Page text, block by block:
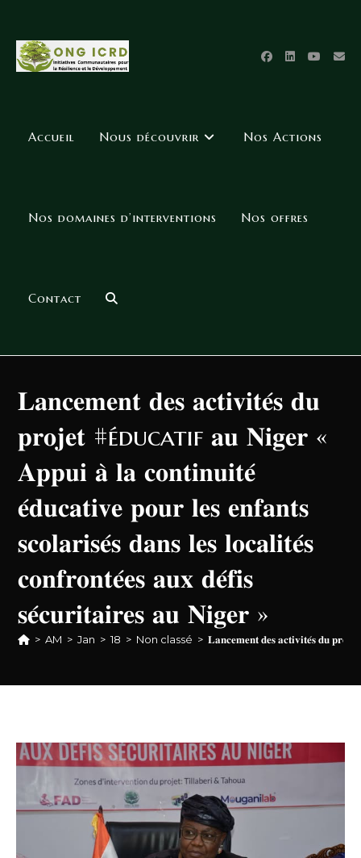
Accueil Nous découvrir Nos Actions
Nos domaines d’interventions Nos offres
Contact
𝐋𝐚𝐧𝐜𝐞𝐦𝐞𝐧𝐭 𝐝𝐞𝐬 𝐚𝐜𝐭𝐢𝐯𝐢𝐭𝐞́𝐬 𝐝𝐮
𝐩𝐫𝐨𝐣𝐞𝐭 #éducatif 𝐚𝐮 𝐍𝐢𝐠𝐞𝐫 «
𝐀𝐩𝐩𝐮𝐢 𝐚̀ 𝐥𝐚 𝐜𝐨𝐧𝐭𝐢𝐧𝐮𝐢𝐭𝐞́
𝐞́𝐝𝐮𝐜𝐚𝐭𝐢𝐯𝐞 𝐩𝐨𝐮𝐫 𝐥𝐞𝐬 𝐞𝐧𝐟𝐚𝐧𝐭𝐬
𝐬𝐜𝐨𝐥𝐚𝐫𝐢𝐬𝐞́𝐬 𝐝𝐚𝐧𝐬 𝐥𝐞𝐬 𝐥𝐨𝐜𝐚𝐥𝐢𝐭𝐞́𝐬
𝐜𝐨𝐧𝐟𝐫𝐨𝐧𝐭𝐞́𝐞𝐬 𝐚𝐮𝐱 𝐝𝐞́𝐟𝐢𝐬
𝐬𝐞́𝐜𝐮𝐫𝐢𝐭𝐚𝐢𝐫𝐞𝐬 𝐚𝐮 𝐍𝐢𝐠𝐞𝐫 »
> AM > Jan > 18 > Non classé > 𝐋𝐚𝐧𝐜𝐞𝐦𝐞𝐧𝐭 𝐝𝐞𝐬 𝐚𝐜𝐭𝐢𝐯𝐢𝐭𝐞́𝐬 𝐝𝐮